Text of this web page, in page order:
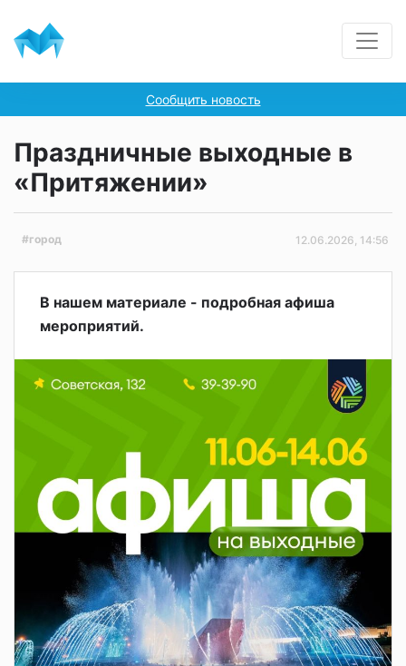
Сообщить новость
Праздничные выходные в
«Притяжении»
#город 12.06.2026, 14:56
В нашем материале - подробная афиша
мероприятий.